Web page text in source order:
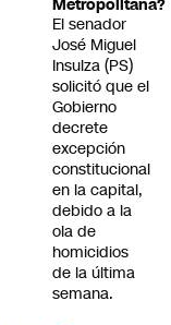
Metropolitana?
El senador
José Miguel
Insulza (PS)
solicitó que el
Gobierno
decrete
excepción
constitucional
en la capital,
debido a la
ola de
homicidios
de la última
semana.